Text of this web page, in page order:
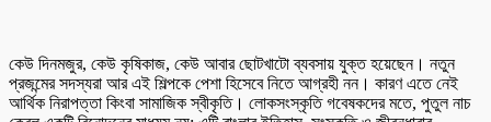
কেউ দিনমজুর, কেউ কৃষিকাজ, কেউ আবার ছোটখাটো ব্যবসায় যুক্ত হয়েছেন। নতুন
প্রজন্মের সদস্যরা আর এই শিল্পকে পেশা হিসেবে নিতে আগ্রহী নন। কারণ এতে নেই
আর্থিক নিরাপত্তা কিংবা সামাজিক স্বীকৃতি। লোকসংস্কৃতি গবেষকদের মতে, পুতুল নাচ